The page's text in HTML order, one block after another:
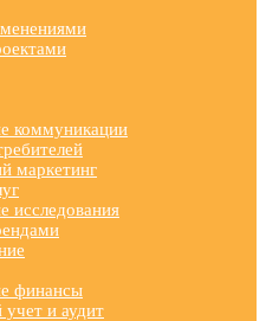
коммуникации
маркетинг
исследования
финансы
учет и аудит